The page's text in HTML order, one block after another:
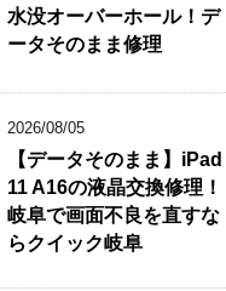
水没オーバーホール！デ
ータそのまま修理
2026/08/05
【データそのまま】iPad
11 A16の液晶交換修理！
岐阜で画面不良を直すな
らクイック岐阜